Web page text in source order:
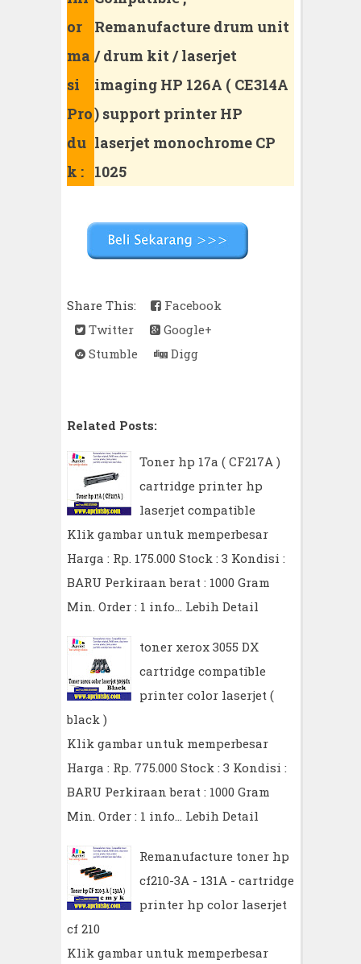
or
ma
si
Pro
du
k :
Remanufacture drum unit
/ drum kit / laserjet
imaging HP 126A ( CE314A
) support printer HP
laserjet monochrome CP
1025
Share This:
Facebook
Twitter
Google+
Stumble
Digg
Related Posts:
Toner hp 17a ( CF217A )
cartridge printer hp
laserjet compatible
Klik gambar untuk memperbesar
Harga : Rp. 175.000 Stock : 3 Kondisi :
BARU Perkiraan berat : 1000 Gram
Min. Order : 1 info…
Lebih Detail
toner xerox 3055 DX
cartridge compatible
printer color laserjet (
black )
Klik gambar untuk memperbesar
Harga : Rp. 775.000 Stock : 3 Kondisi :
BARU Perkiraan berat : 1000 Gram
Min. Order : 1 info…
Lebih Detail
Remanufacture toner hp
cf210-3A - 131A - cartridge
printer hp color laserjet
cf 210
Klik gambar untuk memperbesar